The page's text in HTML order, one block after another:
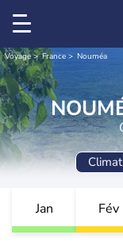
Voyage France Nouméa
Jan Fév